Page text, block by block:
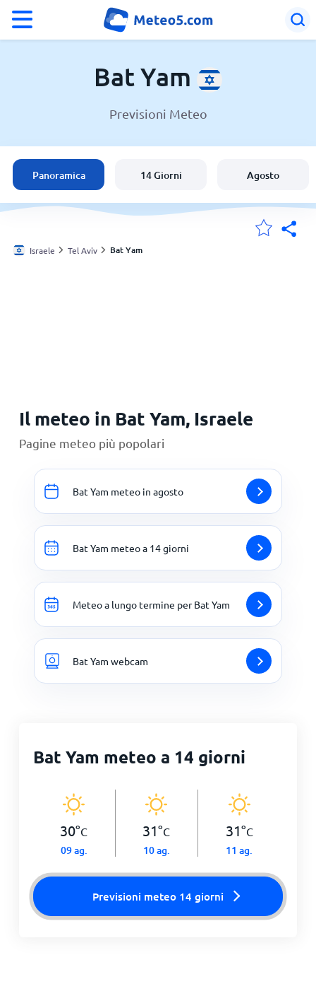
Israele
Italia
Svizzera
Bat Yam
Previsioni Meteo
Panoramica 14 Giorni Agosto
Israele Tel Aviv Bat Yam
Il meteo in Bat Yam, Israele
Pagine meteo più popolari
Bat Yam meteo in agosto
Bat Yam meteo a 14 giorni
Meteo a lungo termine per Bat Yam
Bat Yam webcam
Bat Yam meteo a 14 giorni
30°C
09 ag.
31°C
10 ag.
31°C
11 ag.
Previsioni meteo 14 giorni